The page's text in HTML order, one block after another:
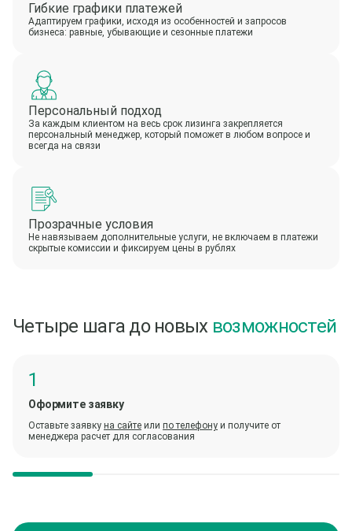
Гибкие графики платежей
Адаптируем графики, исходя из особенностей и запросов
бизнеса: равные, убывающие и сезонные платежи
Персональный подход
За каждым клиентом на весь срок лизинга закрепляется
персональный менеджер, который поможет в любом вопросе и
всегда на связи
Прозрачные условия
Не навязываем дополнительные услуги, не включаем в платежи
скрытые комиссии и фиксируем цены в рублях
Четыре шага до новых возможностей
Оформите заявку
Оставьте заявку на сайте или по телефону и получите от
менеджера расчет для согласования